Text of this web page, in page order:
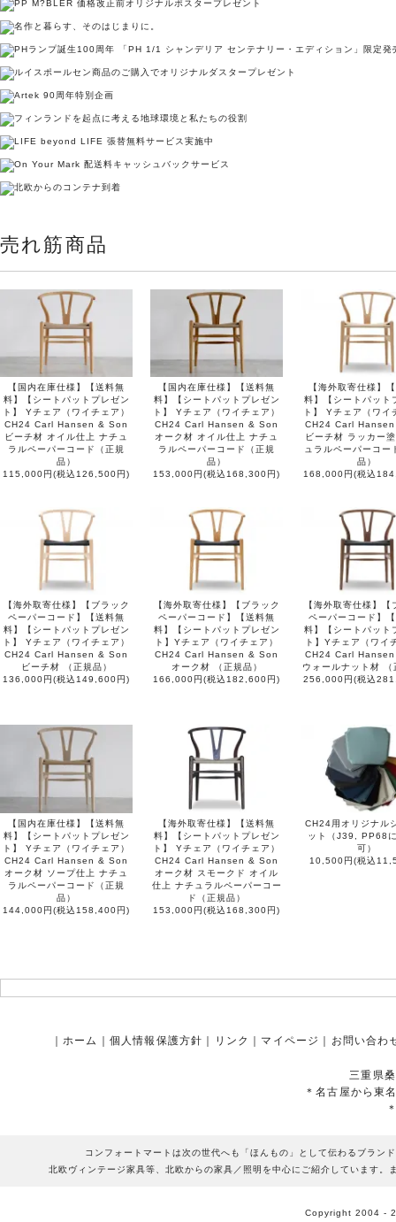
売れ筋商品
【国内在庫仕様】【送料無
料】【シートパットプレゼン
ト】 Yチェア（ワイチェア）
CH24 Carl Hansen & Son
ビーチ材 オイル仕上 ナチュ
ラルペーパーコード（正規
品）
115,000円(税込126,500円)
【国内在庫仕様】【送料無
料】【シートパットプレゼン
ト】 Yチェア（ワイチェア）
CH24 Carl Hansen & Son
オーク材 オイル仕上 ナチュ
ラルペーパーコード（正規
品）
153,000円(税込168,300円)
【海外取寄仕様】
料】【シートパット
ト】 Yチェア（ワイ
CH24 Carl
ビーチ材 ラッカー
ュラルペーパーコー
品）
168,000円(税込
【海外取寄仕様】【ブラック
ペーパーコード】【送料無
料】【シートパットプレゼン
ト】 Yチェア（ワイチェア）
CH24 Carl Hansen & Son
ビーチ材 （正規品）
136,000円(税込149,600円)
【海外取寄仕様】【ブラック
ペーパーコード】【送料無
料】【シートパットプレゼン
ト】Yチェア（ワイチェア）
CH24 Carl Hansen & Son
オーク材 （正規品）
166,000円(税込182,600円)
【海外取寄仕様】【
ペーパーコード】
料】【シートパット
ト】Yチェア（ワイ
CH24 Carl
ウォールナット材 （
256,000円(税込
【国内在庫仕様】【送料無
料】【シートパットプレゼン
ト】 Yチェア（ワイチェア）
CH24 Carl Hansen & Son
オーク材 ソープ仕上 ナチュ
ラルペーパーコード（正規
品）
144,000円(税込158,400円)
【海外取寄仕様】【送料無
料】【シートパットプレゼン
ト】 Yチェア（ワイチェア）
CH24 Carl Hansen & Son
オーク材 スモークド オイル
仕上 ナチュラルペーパーコー
ド（正規品）
153,000円(税込168,300円)
CH24用オリジナル
ット（J39, PP68
可）
10,500円(税込
｜ ホーム ｜ 個人情報保護方針 ｜ リンク ｜ マイページ ｜ お問い合わ
三重県
＊名古屋から東
コンフォートマートは次の世代へも「ほんもの」として伝わるブラン
北欧ヴィンテージ家具等、北欧からの家具／照明を中心にご紹介しています
Copyright 2004 -